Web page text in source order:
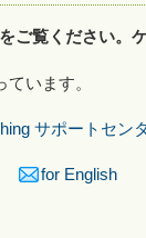
をご覧ください。
います。
サポートセン
for English